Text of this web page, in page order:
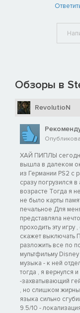
Обзоры в
RevolutioN
ХАЙ ПИПЛЫ
вышла в далеком
из Германии PS2 с
сразу погрузился
возрасте Тогда я
не было карты
печальное Для
представляла
проходить эту
скажет выключать
разложить все по
мультфильму
музыка - к ней
тогда , я вернулся
-захватывающий
, но слишком
языка сильно
9.5/10 -